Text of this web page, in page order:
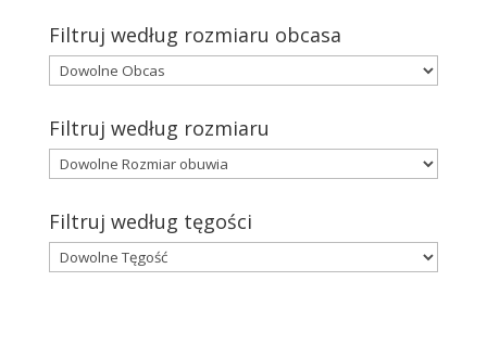
Filtruj według rozmiaru obcasa
Filtruj według rozmiaru
Filtruj według tęgości